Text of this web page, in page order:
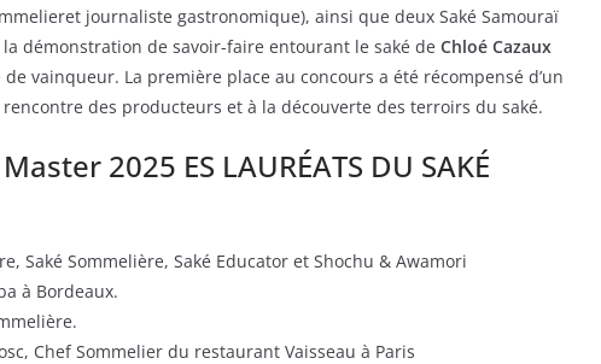
journaliste gastronomique), ainsi que deux Saké Samouraï
la démonstration de savoir-faire entourant le saké de Chloé Cazaux
vainqueur. La première place au concours a été récompensé d’un
des producteurs et à la découverte des terroirs du saké.
2025 ES LAURÉATS DU SAKÉ
Saké Sommelière, Saké Educator et Shochu & Awamori
à Bordeaux.
Chef Sommelier du restaurant Vaisseau à Paris